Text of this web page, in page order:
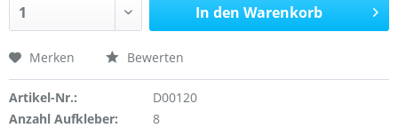
In den Warenkorb
Merken Bewerten
Artikel-Nr.:
D00120
Anzahl Aufkleber:
8